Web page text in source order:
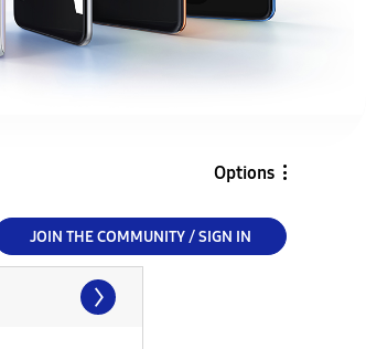
Options
JOIN THE COMMUNITY / SIGN IN